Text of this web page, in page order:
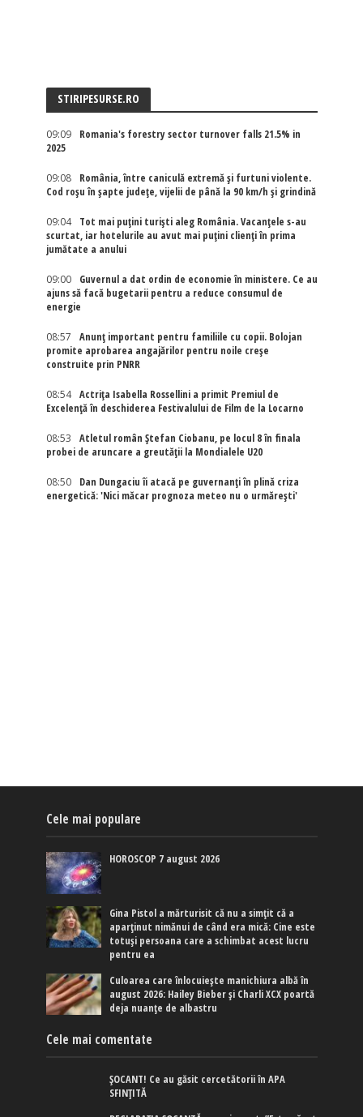
STIRIPESURSE.RO
09:09
Romania's forestry sector turnover falls 21.5% in
2025
09:08
România, între caniculă extremă și furtuni violente.
Cod roșu în șapte județe, vijelii de până la 90 km/h și grindină
09:04
Tot mai puțini turiști aleg România. Vacanțele s-au
scurtat, iar hotelurile au avut mai puțini clienți în prima
jumătate a anului
09:00
Guvernul a dat ordin de economie în ministere. Ce au
ajuns să facă bugetarii pentru a reduce consumul de
energie
08:57
Anunț important pentru familiile cu copii. Bolojan
promite aprobarea angajărilor pentru noile creșe
construite prin PNRR
08:54
Actriţa Isabella Rossellini a primit Premiul de
Excelenţă în deschiderea Festivalului de Film de la Locarno
08:53
Atletul român Ștefan Ciobanu, pe locul 8 în finala
probei de aruncare a greutății la Mondialele U20
08:50
Dan Dungaciu îi atacă pe guvernanți în plină criza
energetică: 'Nici măcar prognoza meteo nu o urmărești'
Cele mai populare
HOROSCOP 7 august 2026
Gina Pistol a mărturisit că nu a simțit că a
aparținut nimănui de când era mică: Cine este
totuși persoana care a schimbat acest lucru
pentru ea
Culoarea care înlocuiește manichiura albă în
august 2026: Hailey Bieber și Charli XCX poartă
deja nuanțe de albastru
Cele mai comentate
ȘOCANT! Ce au găsit cercetătorii în APA
SFINȚITĂ